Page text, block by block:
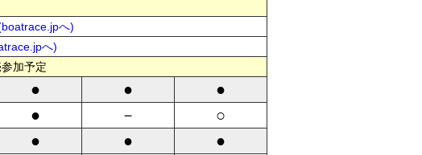
へ)
へ)
加予定
● ● ●
● － ○
● ● ●